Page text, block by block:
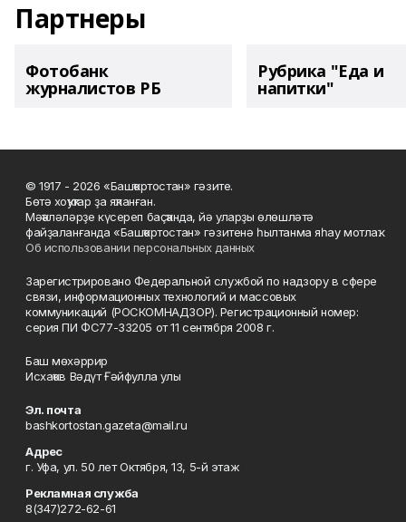
Партнеры
Фотобанк
журналистов РБ
Рубрика "Еда и
напитки"
© 1917 - 2026 «Башҡортостан» гәзите.
Бөтә хоҡуҡтар ҙа яҡланған.
Мәҡәләләрҙе күсереп баҫҡанда, йә уларҙы өлөшләтә
файҙаланғанда «Башҡортостан» гәзитенә һылтанма яһау мотлаҡ.
Об использовании персональных данных
Зарегистрировано Федеральной службой по надзору в сфере
связи, информационных технологий и массовых
коммуникаций (РОСКОМНАДЗОР). Регистрационный номер:
серия ПИ ФС77-33205 от 11 сентября 2008 г.
Баш мөхәррир
Исхаҡов Вәдүт Ғәйфулла улы
Эл. почта
bashkortostan.gazeta@mail.ru
Адрес
г. Уфа, ул. 50 лет Октября, 13, 5-й этаж
Рекламная служба
8(347)272-62-61